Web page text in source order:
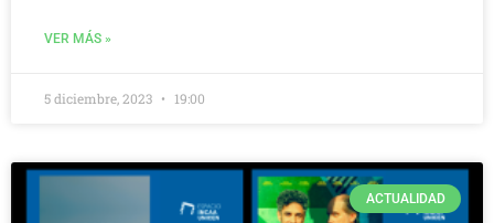
VER MÁS »
5 diciembre, 2023 19:00
ACTUALIDAD